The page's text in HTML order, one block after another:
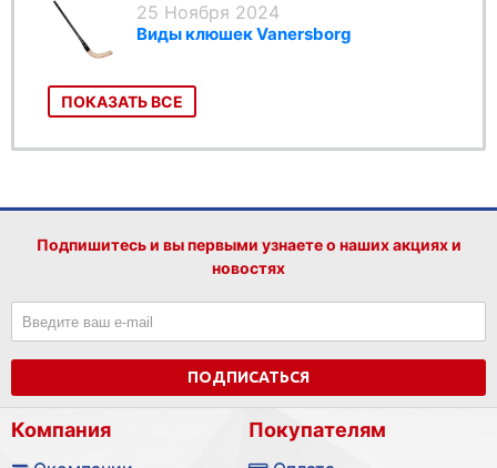
25 Ноября 2024
Виды клюшек Vanersborg
ПОКАЗАТЬ ВСЕ
Подпишитесь и вы первыми узнаете о наших акциях и
новостях
ПОДПИСАТЬСЯ
Компания Покупателям